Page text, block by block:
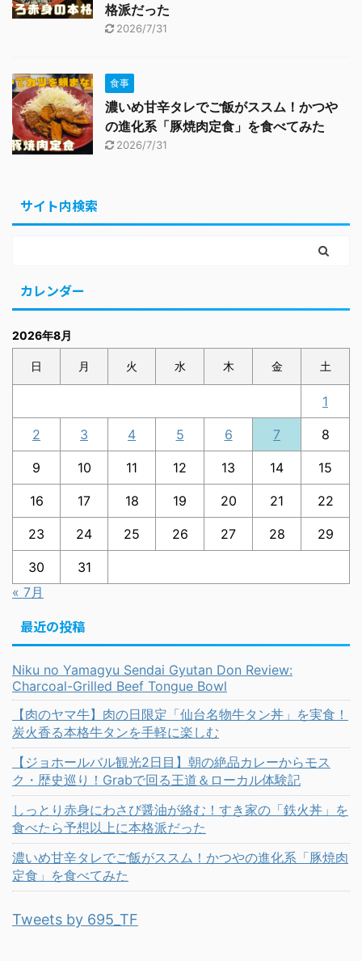
格派だった
2026/7/31
食事
濃いめ甘辛タレでご飯がススム！かつや
の進化系「豚焼肉定食」を食べてみた
2026/7/31
サイト内検索
カレンダー
2026年8月
日 月 火 水 木 金 土
1
2 3 4 5 6 7 8
9 10 11 12 13 14 15
16 17 18 19 20 21 22
23 24 25 26 27 28 29
30
31
« 7月
最近の投稿
Niku no Yamagyu Sendai Gyutan Don Review:
Charcoal-Grilled Beef Tongue Bowl
【肉のヤマ牛】肉の日限定「仙台名物牛タン丼」を実食！
炭火香る本格牛タンを手軽に楽しむ
【ジョホールバル観光2日目】朝の絶品カレーからモス
ク・歴史巡り！Grabで回る王道＆ローカル体験記
しっとり赤身にわさび醤油が絡む！すき家の「鉄火丼」を
食べたら予想以上に本格派だった
濃いめ甘辛タレでご飯がススム！かつやの進化系「豚焼肉
定食」を食べてみた
Tweets by 695_TF